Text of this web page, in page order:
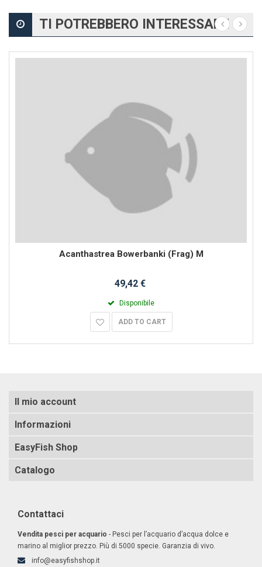
TI POTREBBERO INTERESSARE
Acanthastrea Bowerbanki (Frag) M
49,42 €
Disponibile
ADD TO CART
Il mio account
Informazioni
EasyFish Shop
Catalogo
Contattaci
Vendita pesci per acquario - Pesci per l’acquario d’acqua dolce e
marino al miglior prezzo. Più di 5000 specie. Garanzia di vivo.
info@easyfishshop.it